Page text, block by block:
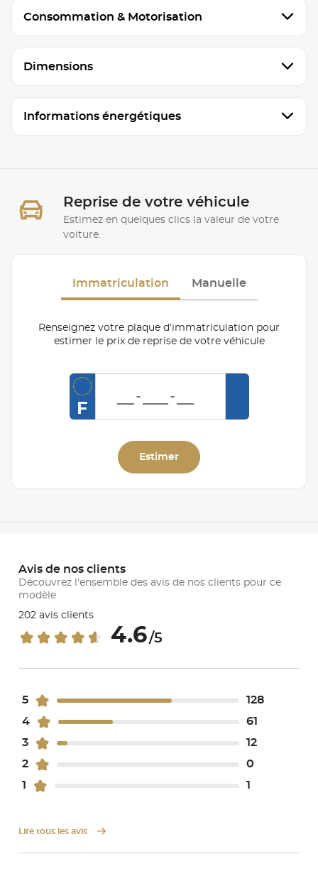
Consommation & Motorisation
Dimensions
Informations énergétiques
Reprise de votre véhicule
Estimez en quelques clics la valeur de votre
voiture.
Immatriculation Manuelle
Renseignez votre plaque d’immatriculation pour
estimer le prix de reprise de votre véhicule
F
Estimer
Avis de nos clients
Découvrez l'ensemble des avis de nos clients pour ce
modèle
202 avis clients
4.6/5
5
128
4
61
3
12
2
0
1
1
Lire tous les avis